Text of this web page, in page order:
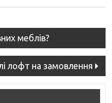
меблів?
лофт на замовлення